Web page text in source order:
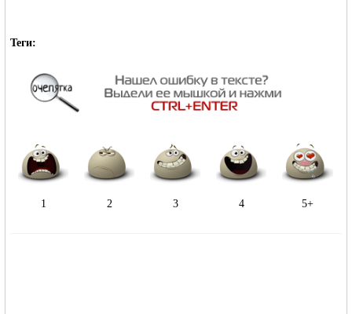
Теги:
1 2 3 4 5+